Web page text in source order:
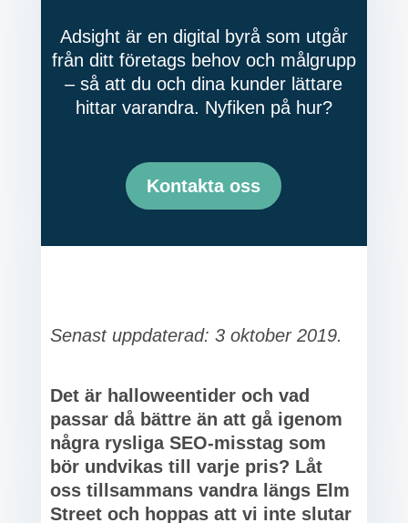
Adsight är en digital byrå som utgår
från ditt företags behov och målgrupp
– så att du och dina kunder lättare
hittar varandra. Nyfiken på hur?
Kontakta oss
Senast uppdaterad: 3 oktober 2019.
Det är halloweentider och vad
passar då bättre än att gå igenom
några rysliga SEO-misstag som
bör undvikas till varje pris? Låt
oss tillsammans vandra längs Elm
Street och hoppas att vi inte slutar